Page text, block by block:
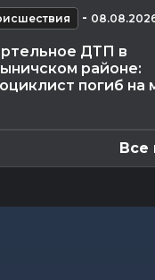
-
ДТП в
районе:
погиб на
Все